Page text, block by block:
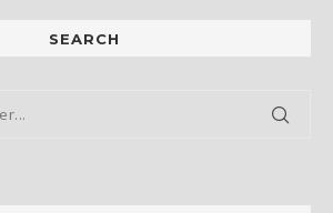
SEARCH